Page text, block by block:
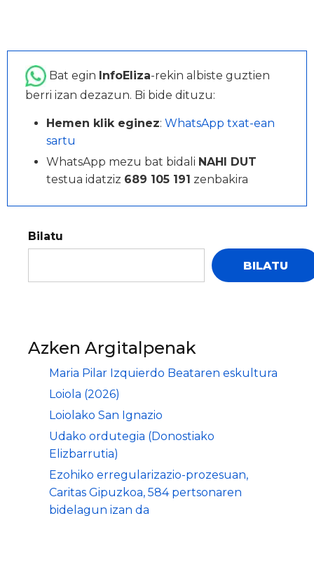
Bat egin InfoEliza-rekin albiste guztien
berri izan dezazun. Bi bide dituzu:
Hemen klik eginez: WhatsApp txat-ean
sartu
WhatsApp mezu bat bidali NAHI DUT
testua idatziz 689 105 191 zenbakira
Bilatu
BILATU
Azken Argitalpenak
Maria Pilar Izquierdo Beataren eskultura
Loiola (2026)
Loiolako San Ignazio
Udako ordutegia (Donostiako
Elizbarrutia)
Ezohiko erregularizazio-prozesuan,
Caritas Gipuzkoa, 584 pertsonaren
bidelagun izan da